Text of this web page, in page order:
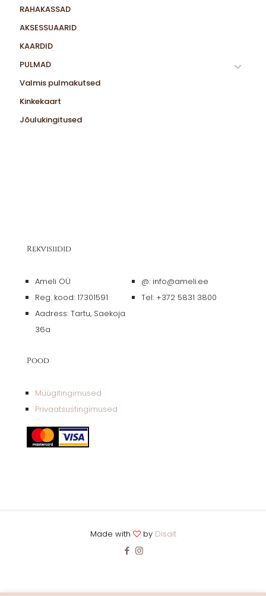
RAHAKASSAD
AKSESSUAARID
KAARDID
PULMAD
Valmis pulmakutsed
Kinkekaart
Jõulukingitused
Rekvisiidid
Ameli OÜ
Reg. kood: 17301591
Aadress: Tartu, Saekoja
36a
@: info@ameli.ee
Tel: +372 5831 3800
Pood
Müügitingimused
Privaatsustingimused
Made with by Disait